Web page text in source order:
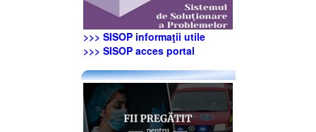
>>> SISOP informaţii utile
>>> SISOP acces portal